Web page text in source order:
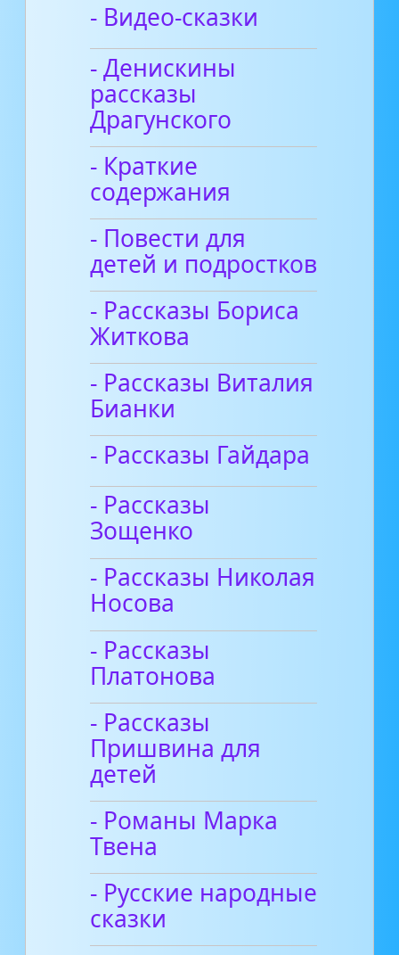
- Видео-сказки
- Денискины
рассказы
Драгунского
- Краткие
содержания
- Повести для
детей и подростков
- Рассказы Бориса
Житкова
- Рассказы Виталия
Бианки
- Рассказы Гайдара
- Рассказы
Зощенко
- Рассказы Николая
Носова
- Рассказы
Платонова
- Рассказы
Пришвина для
детей
- Романы Марка
Твена
- Русские народные
сказки